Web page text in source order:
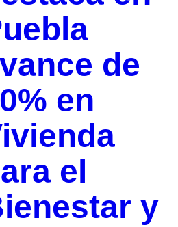
de
en
el
y